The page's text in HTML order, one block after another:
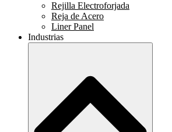
Rejilla Electroforjada
Reja de Acero
Liner Panel
Industrias